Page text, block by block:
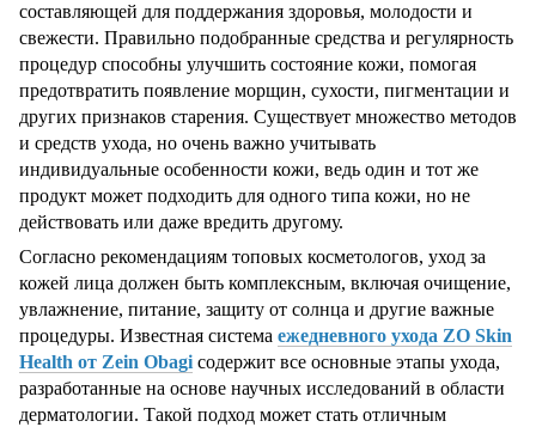
составляющей для поддержания здоровья, молодости и
свежести. Правильно подобранные средства и регулярность
процедур способны улучшить состояние кожи, помогая
предотвратить появление морщин, сухости, пигментации и
других признаков старения. Существует множество методов
и средств ухода, но очень важно учитывать
индивидуальные особенности кожи, ведь один и тот же
продукт может подходить для одного типа кожи, но не
действовать или даже вредить другому.
Согласно рекомендациям топовых косметологов, уход за
кожей лица должен быть комплексным, включая очищение,
увлажнение, питание, защиту от солнца и другие важные
процедуры. Известная система ежедневного ухода ZO Skin
Health от Zein Obagi содержит все основные этапы ухода,
разработанные на основе научных исследований в области
дерматологии. Такой подход может стать отличным